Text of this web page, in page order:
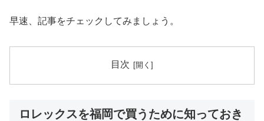
早速、記事をチェックしてみましょう。
目次
ロレックスを福岡で買うために知っておき